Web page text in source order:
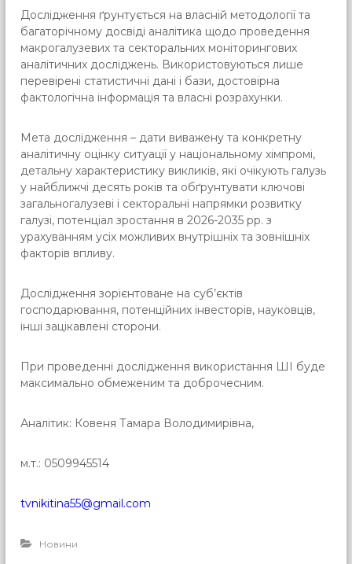
Дослідження ґрунтується на власній методології та
багаторічному досвіді аналітика щодо проведення
макрогалузевих та секторальних моніторингових
аналітичних досліджень. Використовуються лише
перевірені статистичні дані і бази, достовірна
фактологічна інформація та власні розрахунки.
Мета дослідження – дати виважену та конкретну
аналітичну оцінку ситуації у національному хімпромі,
детальну характеристику викликів, які очікують галузь
у найближчі десять років та обґрунтувати ключові
загальногалузеві і секторальні напрямки розвитку
галузі, потенціал зростання в 2026-2035 рр. з
урахуванням усіх можливих внутрішніх та зовнішніх
факторів впливу.
Дослідження зорієнтоване на суб’єктів
господарювання, потенційних інвесторів, науковців,
інші зацікавлені сторони.
При проведенні дослідження використання ШІ буде
максимально обмеженим та доброчесним.
Аналітик: Ковеня Тамара Володимирівна,
м.т.: 0509945514
tvnikitina55@gmail.com
Новини